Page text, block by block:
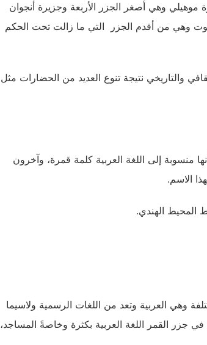
وهي أصغر الجزر الأربعة وجزيرة أنجوان
وهي من أقدم الجزر التي ما زالت تحت الحكم
بالتنوع الثقافي والتاريخي نتيجة تنوع العديد من الحضارات مثل
منسوبة إلى اللغة العربية كلمة قمرة، وآخرون
الاسم.
المحيط الهندي.
وهي العربية وتعد من اللغات الرسمية ولاسيما
جزر القمر اللغة العربية بكثرة وخاصةً المساجد،